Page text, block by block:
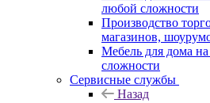
любой сложности
Производство
магазинов,
Мебель для дома
сложности
Сервисные службы
Назад